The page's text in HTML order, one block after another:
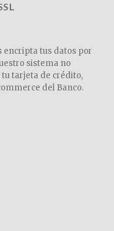
encripta tus datos por
sistema no
tarjeta de crédito,
del Banco.